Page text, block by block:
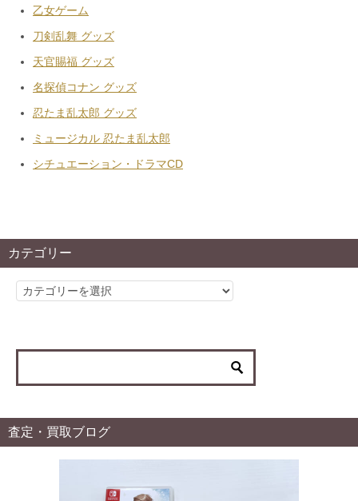
乙女ゲーム
刀剣乱舞 グッズ
天官賜福 グッズ
名探偵コナン グッズ
忍たま乱太郎 グッズ
ミュージカル 忍たま乱太郎
シチュエーション・ドラマCD
カテゴリー
カ
リ
査定・買取ブログ